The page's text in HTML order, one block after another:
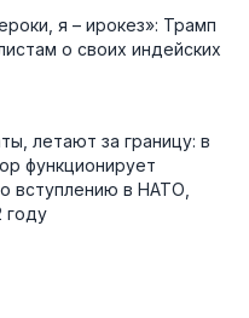
я – ирокез»: Трамп
о своих индейских
летают за границу: в
функционирует
вступлению в НАТО,
году